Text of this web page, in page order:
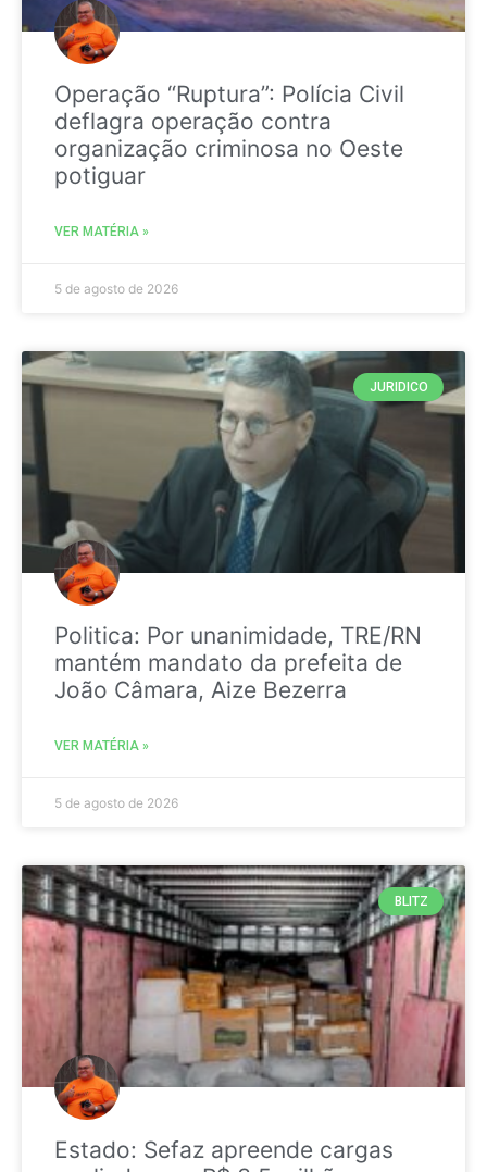
Operação “Ruptura”: Polícia Civil
deflagra operação contra
organização criminosa no Oeste
potiguar
VER MATÉRIA »
5 de agosto de 2026
JURIDICO
Politica: Por unanimidade, TRE/RN
mantém mandato da prefeita de
João Câmara, Aize Bezerra
VER MATÉRIA »
5 de agosto de 2026
BLITZ
Estado: Sefaz apreende cargas